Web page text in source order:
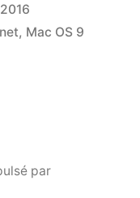
:
, Mac OS 9
par